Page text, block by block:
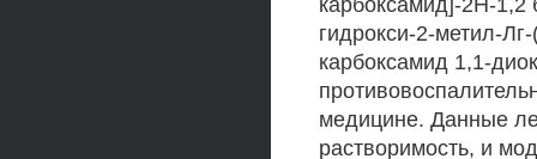
карбоксамид]-2Н-1,2
гидрокси-2-метил-
карбоксамид 1,1-
медицине. Данные
растворимость, и